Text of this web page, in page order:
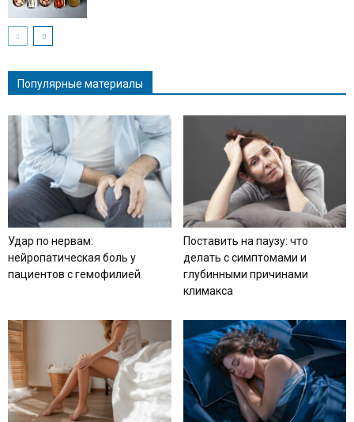
Популярные материалы
Удар по нервам:
нейропатическая боль у
пациентов с гемофилией
Поставить на паузу: что
делать с симптомами и
глубинными причинами
климакса